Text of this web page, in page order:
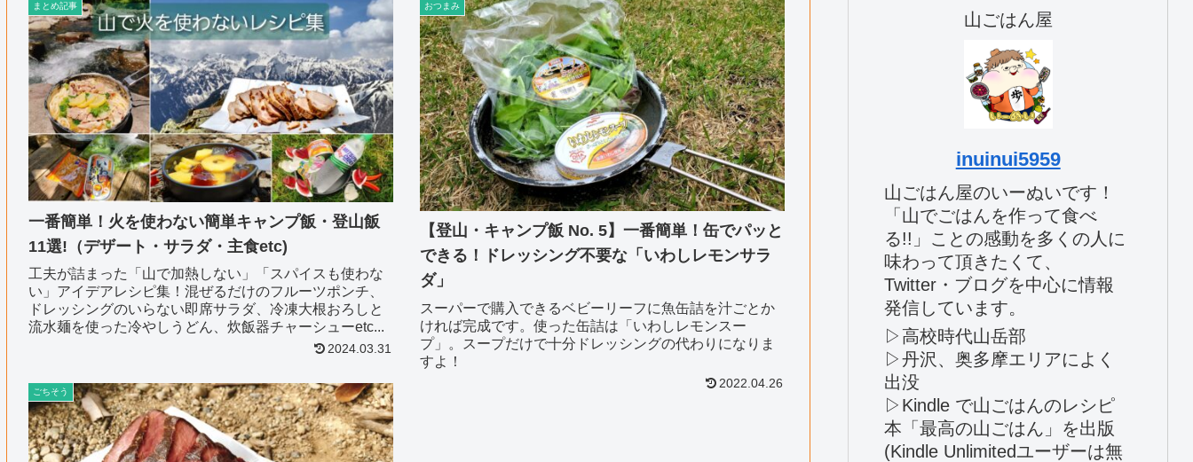
まとめ記事
一番簡単！火を使わない簡単キャンプ飯・登山飯
11選!（デザート・サラダ・主食etc)
工夫が詰まった「山で加熱しない」「スパイスも使わな
い」アイデアレシピ集！混ぜるだけのフルーツポンチ、
ドレッシングのいらない即席サラダ、冷凍大根おろしと
流水麺を使った冷やしうどん、炊飯器チャーシューetc...
2024.03.31
おつまみ
【登山・キャンプ飯 No. 5】一番簡単！缶でパッと
できる！ドレッシング不要な「いわしレモンサラ
ダ」
スーパーで購入できるベビーリーフに魚缶詰を汁ごとか
ければ完成です。使った缶詰は「いわしレモンスー
プ」。スープだけで十分ドレッシングの代わりになりま
すよ！
2022.04.26
ごちそう
山ごはん屋
inuinui5959
山ごはん屋のいーぬいです！
「山でごはんを作って食べ
る!!」ことの感動を多くの人に
味わって頂きたくて、
Twitter・ブログを中心に情報
発信しています。
▷高校時代山岳部
▷丹沢、奥多摩エリアによく
出没
▷Kindle で山ごはんのレシピ
本「最高の山ごはん」を出版
(Kindle Unlimitedユーザーは無